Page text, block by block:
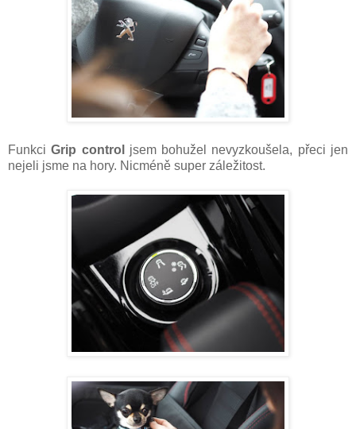
FunkciGrip control
jsem bohužel nevyzkoušela, přeci jen
nejeli jsme na hory. Nicméně super záležitost.